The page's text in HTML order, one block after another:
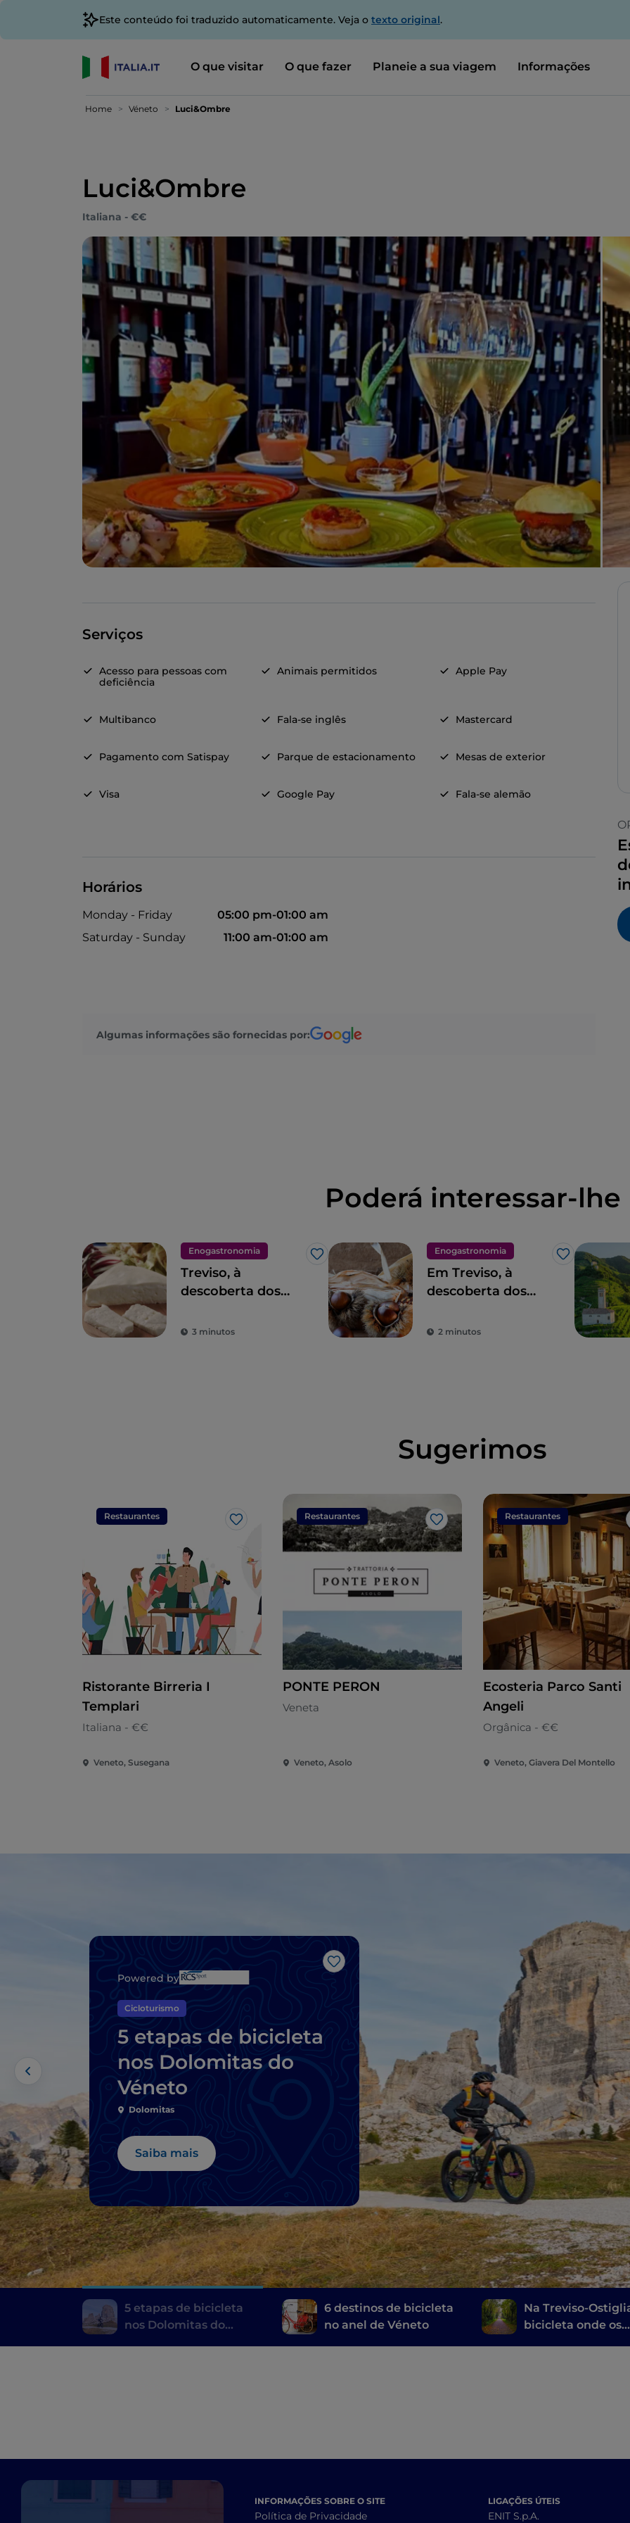
Este conteúdo foi traduzido automaticamente. Veja o texto original.
O que visitar O que fazer Planeie a sua viagem Informações
Home Véneto Luci&Ombre
Luci&Ombre
Italiana - €€
Serviços
Acesso para pessoas com
deficiência
Animais permitidos Apple Pay
Multibanco Fala-se inglês Mastercard
Pagamento com Satispay Parque de estacionamento Mesas de exterior
Visa Google Pay Fala-se alemão
Horários
Monday - Friday
05:00 pm-01:00 am
Saturday - Sunday
11:00 am-01:00 am
Algumas informações são fornecidas por:
Poderá interessar-lhe
Enogastronomia
Gosto
Treviso, à
descoberta dos
3 minutos
Enogastronomia
Gosto
Em Treviso, à
descoberta dos
Monfenera IGP
2 minutos
Sugerimos
Restaurantes
Gosto
Ristorante Birreria I
Templari
Italiana - €€
Veneto, Susegana
Restaurantes
Gosto
PONTE PERON
Veneta
Veneto, Asolo
Restaurantes
Ecosteria Parco Santi
Angeli
Orgânica - €€
Veneto, Giavera Del Montello
Gosto
Powered by
Cicloturismo
5 etapas de bicicleta
nos Dolomitas do
Véneto
Dolomitas
Saiba mais
5 etapas de bicicleta
nos Dolomitas do
6 destinos de bicicleta
no anel de Véneto
Na Treviso-
bicicleta onde os
INFORMAÇÕES SOBRE O SITE
Política de Privacidade
LIGAÇÕES ÚTEIS
ENIT S.p.A.